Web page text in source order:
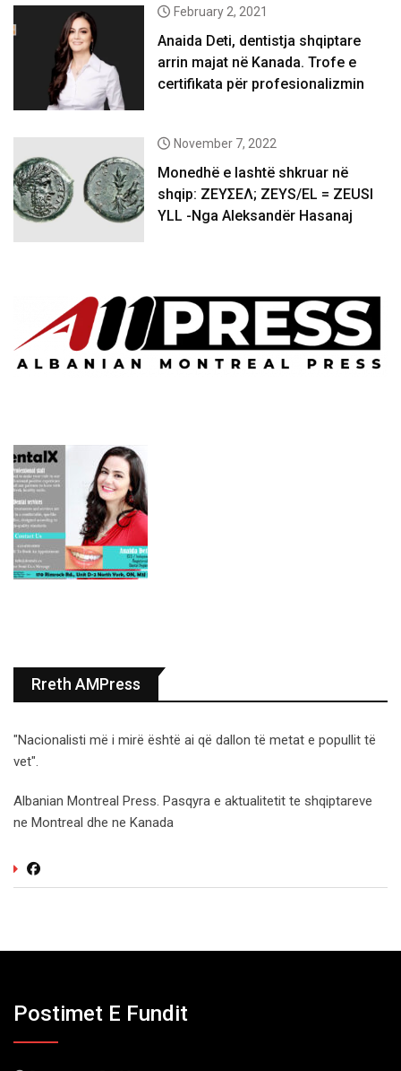
February 2, 2021
Anaida Deti, dentistja shqiptare
arrin majat në Kanada. Trofe e
certifikata për profesionalizmin
November 7, 2022
Monedhë e lashtë shkruar në
shqip: ΖΕΥΣΕΛ; ZEYS/EL = ZEUSI
YLL -Nga Aleksandër Hasanaj
Rreth AMPress
"Nacionalisti më i mirë është ai që dallon të metat e popullit të
vet".
Albanian Montreal Press. Pasqyra e aktualitetit te shqiptareve
ne Montreal dhe ne Kanada
Postimet E Fundit